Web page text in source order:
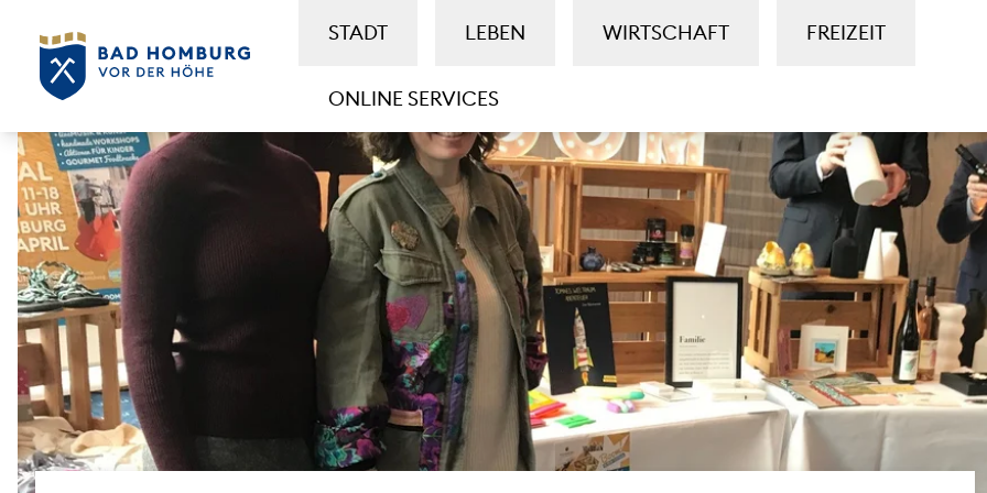
STADT LEBEN WIRTSCHAFT FREIZEIT
ONLINE SERVICES